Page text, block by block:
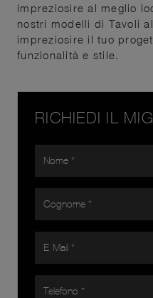
impreziosire al meglio
nostri modelli di Tavoli
impreziosire il tuo
funzionalità e stile.
RICHIEDI IL